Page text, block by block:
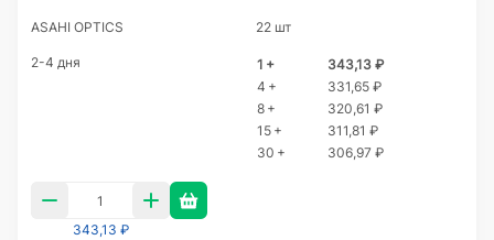
ASAHI OPTICS 22 шт
2-4 дня 1 +
343,13 ₽
4 +
331,65 ₽
8 +
320,61 ₽
15 +
311,81 ₽
30 +
306,97 ₽
343,13 ₽